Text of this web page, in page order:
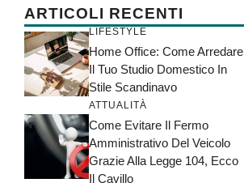
ARTICOLI RECENTI
LIFESTYLE
Home Office: Come Arredare
Il Tuo Studio Domestico In
Stile Scandinavo
ATTUALITÀ
Come Evitare Il Fermo
Amministrativo Del Veicolo
Grazie Alla Legge 104, Ecco
Il Cavillo